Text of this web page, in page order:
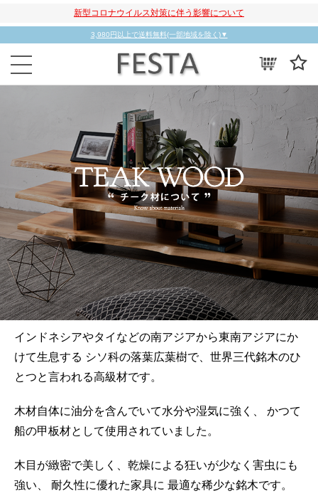
新型コロナウイルス対策に伴う影響について
3,980円以上で送料無料(一部地域を除く)▼
インドネシアやタイなどの南アジアから東南アジアにか
けて生息する シソ科の落葉広葉樹で、世界三代銘木のひ
とつと言われる高級材です。
木材自体に油分を含んでいて水分や湿気に強く、
かつて
船の甲板材として使用されていました。
木目が緻密で美しく、乾燥による狂いが少なく害虫にも
強い、
耐久性に優れた家具に 最適な稀少な銘木です。